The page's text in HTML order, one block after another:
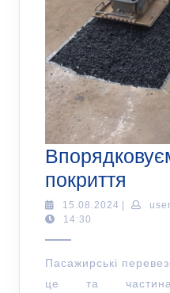
покриття
15.08.2024 | user
14:30
Пасажирські
це та